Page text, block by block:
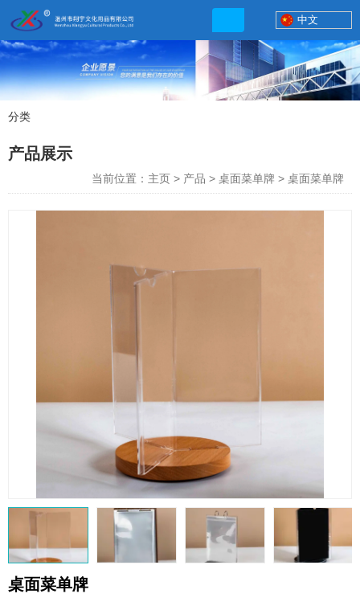
联系电话
QQ邮箱
中文
分类
产品展示
当前位置：主页 > 产品 > 桌面菜单牌 > 桌面菜单牌
桌面菜单牌